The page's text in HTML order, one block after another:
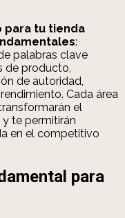
para tu tienda
:
palabras clave
de producto,
de autoridad,
Cada área
el
te permitirán
en el competitivo
para